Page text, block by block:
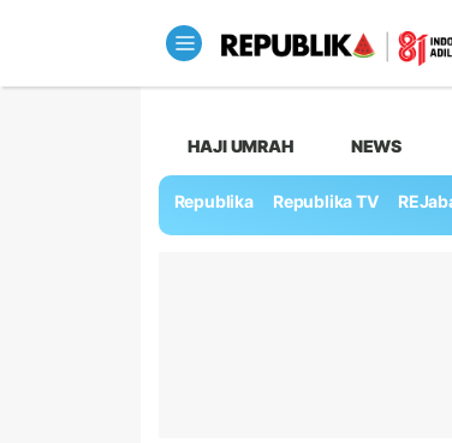
HAJI UMRAH NEWS
Republika Republika TV